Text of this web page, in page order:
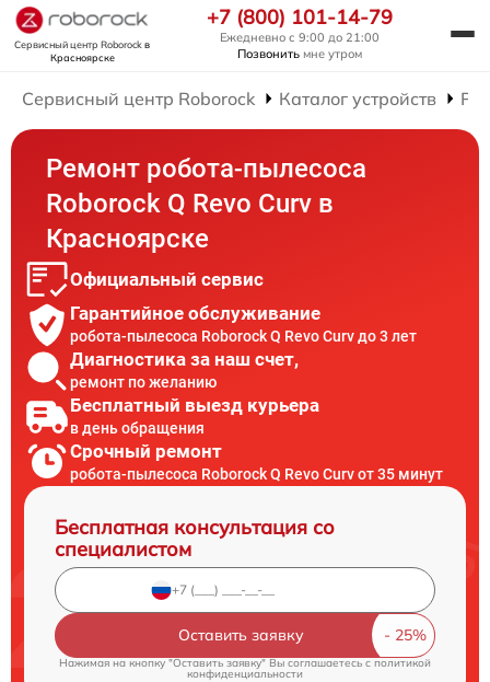
Сервисный центр Roborockв
Красноярске
+7 (800) 101-14-79
Ежедневно с 9:00 до 21:00
Позвонить мне утром
Сервисный центр Roborock Каталог устройств
Ремонт робота-пылесоса
Roborock Q Revo Curv в
Красноярске
Официальный сервис
Гарантийное обслуживание
робота-пылесоса Roborock Q Revo Curv до 3 лет
Диагностика за наш счет,
ремонт по желанию
Бесплатный выезд курьера
в день обращения
Срочный ремонт
робота-пылесоса Roborock Q Revo Curv от 35 минут
Бесплатная консультация со
специалистом
Оставить заявку
Нажимая на кнопку "Оставить заявку" Вы соглашаетесь cполитикой
конфиденциальности